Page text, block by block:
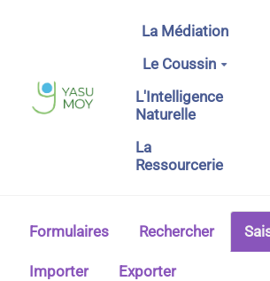
Aller au contenu principal
La Médiation
Le Coussin
L'Intelligence
Naturelle
La
Ressourcerie
Formulaires Rechercher
Importer Exporter